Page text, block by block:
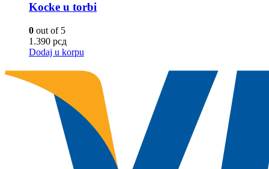
Kocke u torbi
0 out of 5
1.390 рсд
Dodaj u korpu